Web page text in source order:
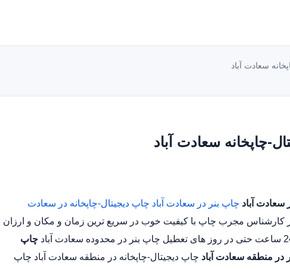
سعادت آباد
چاپخانه سعادت آباد
سعادت آباد چاپ بنر در سعادت آباد چاپ دیجیتال-چاپخانه در سعادت
با حضور کارشناس مجرب چاپ با کیفیت خوب در سریع ترین زمان و مکان و ارزان
چاپ
در منطقه سعادت آباد چاپ دیجیتال-چاپخانه در منطقه سعادت آباد چاپ